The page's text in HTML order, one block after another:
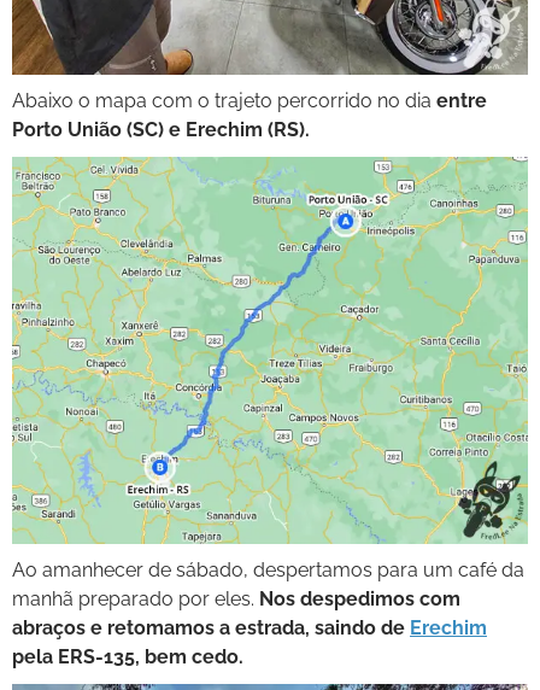
Abaixo o mapa com o trajeto percorrido no dia entre
Porto União (SC) e Erechim (RS).
Ao amanhecer de sábado, despertamos para um café da
manhã preparado por eles. Nos despedimos com
abraços e retomamos a estrada, saindo de Erechim
pela ERS-135, bem cedo.